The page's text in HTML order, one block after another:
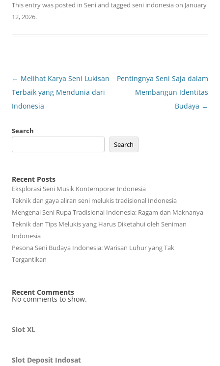
This entry was posted in Seniand tagged seni indonesia on January
12, 2026.
Post
navigation
← Melihat Karya Seni Lukisan
Terbaik yang Mendunia dari
Indonesia
Pentingnya Seni Saja dalam
Membangun Identitas
Budaya →
Search
Search
Recent Posts
Eksplorasi Seni Musik Kontemporer Indonesia
Teknik dan gaya aliran seni melukis tradisional Indonesia
Mengenal Seni Rupa Tradisional Indonesia: Ragam dan Maknanya
Teknik dan Tips Melukis yang Harus Diketahui oleh Seniman
Indonesia
Pesona Seni Budaya Indonesia: Warisan Luhur yang Tak
Tergantikan
Recent Comments
No comments to show.
Slot XL
Slot Deposit Indosat